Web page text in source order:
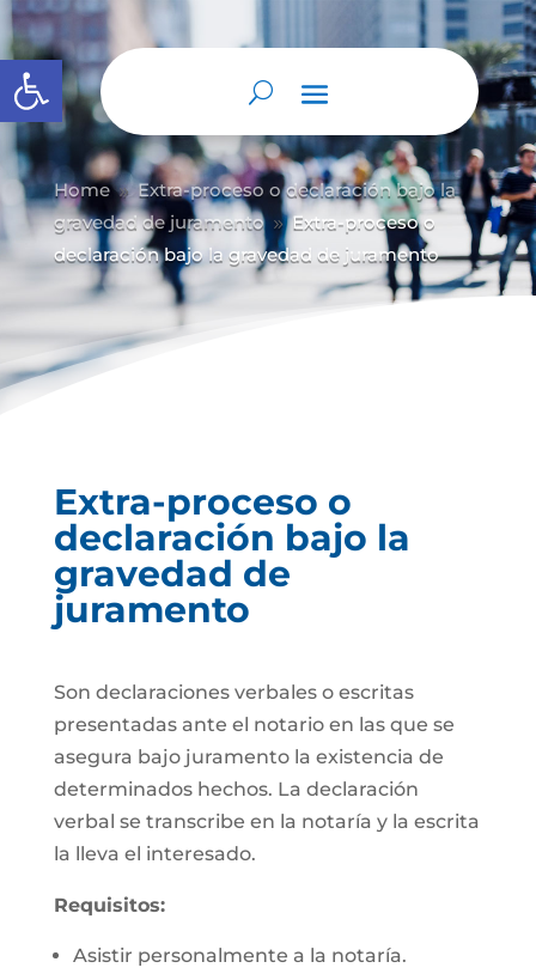
Abrir barra de herramientas
Home 9 Extra-proceso o declaración bajo la
gravedad de juramento 9 Extra-proceso o
declaración bajo la gravedad de juramento
Extra-proceso o
declaración bajo la
gravedad de
juramento
Son declaraciones verbales o escritas
presentadas ante el notario en las que se
asegura bajo juramento la existencia de
determinados hechos. La declaración
verbal se transcribe en la notaría y la escrita
la lleva el interesado.
Requisitos:
Asistir personalmente a la notaría.